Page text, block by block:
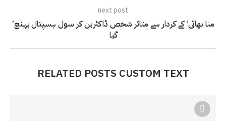
next post
’منا بھائی‘ کے کردار سے متاثر شخص ڈاکٹربن کر سول ہسپتال پہنچ
گیا
RELATED POSTS CUSTOM TEXT